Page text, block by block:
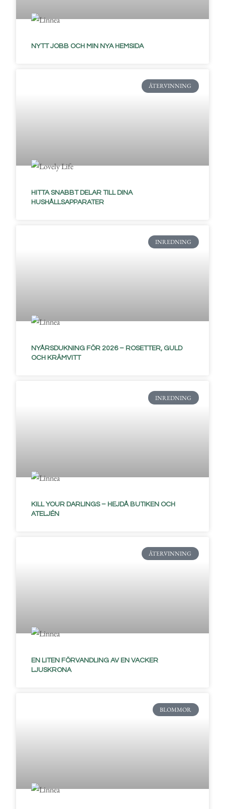
NYTT JOBB OCH MIN NYA HEMSIDA
ÅTERVINNING
HITTA SNABBT DELAR TILL DINA
HUSHÅLLSAPPARATER
INREDNING
NYÅRSDUKNING FÖR 2026 – ROSETTER, GULD
OCH KRÄMVITT
INREDNING
KILL YOUR DARLINGS – HEJDÅ BUTIKEN OCH
ATELJÉN
ÅTERVINNING
EN LITEN FÖRVANDLING AV EN VACKER
LJUSKRONA
BLOMMOR